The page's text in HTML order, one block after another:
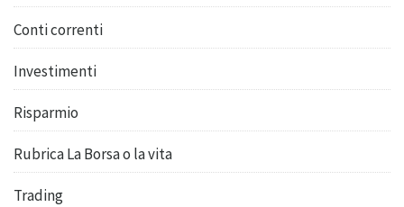
Conti correnti
Investimenti
Risparmio
Rubrica La Borsa o la vita
Trading